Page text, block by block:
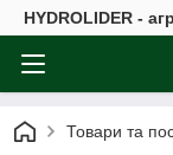
HYDROLIDER -
Товари та